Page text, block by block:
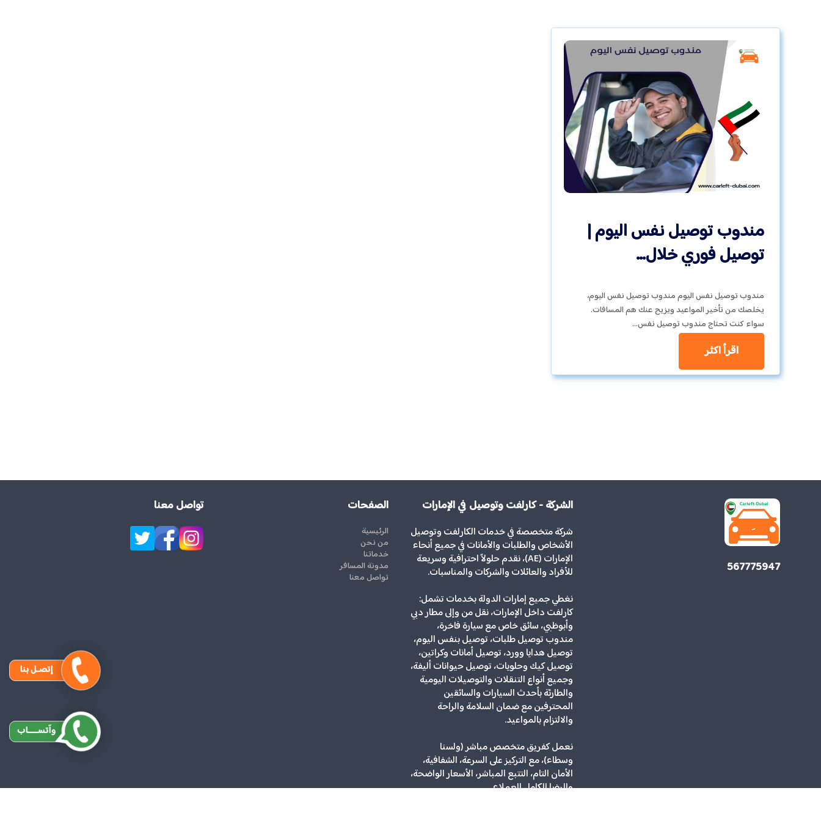
مندوب توصيل نفس اليوم |
توصيل فوري خلال…
مندوب توصيل نفس اليوم مندوب توصيل نفس اليوم،
يخلصك من تأخير المواعيد ويزيح عنك هم المسافات.
سواء كنت تحتاج مندوب توصيل نفس…
اقرأ اكثر
567775947
الشركة - كارلفت وتوصيل في الإمارات
شركة متخصصة في خدمات الكارلفت وتوصيل
الأشخاص والطلبات والأمانات في جميع أنحاء
الإمارات (AE)، نقدم حلولاً احترافية وسريعة
للأفراد والعائلات والشركات والمناسبات.
نغطي جميع إمارات الدولة بخدمات تشمل:
كارلفت داخل الإمارات، نقل من وإلى مطار دبي
وأبوظبي، سائق خاص مع سيارة فاخرة،
مندوب توصيل طلبات، توصيل بنفس اليوم،
توصيل هدايا وورد، توصيل أمانات وكراتين،
توصيل كيك وحلويات، توصيل حيوانات أليفة،
وجميع أنواع التنقلات والتوصيلات اليومية
والطارئة بأحدث السيارات والسائقين
المحترفين مع ضمان السلامة والراحة
والالتزام بالمواعيد.
نعمل كفريق متخصص مباشر (ولسنا
وسطاء)، مع التركيز على السرعة، الشفافية،
الأمان التام، التتبع المباشر، الأسعار الواضحة،
والرضا الكامل للعملاء.
الصفحات
الرئيسية
من نحن
خدماتنا
مدونة المسافر
تواصل معنا
تواصل معنا
إتصـل بنا
وآتســــاب